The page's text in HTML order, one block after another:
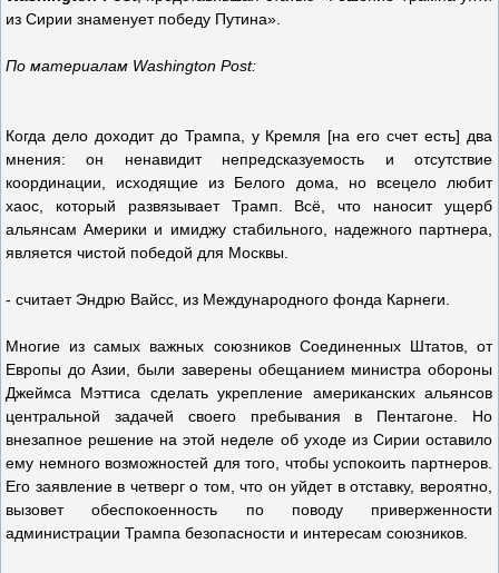
из Сирии знаменует победу Путина».
По материалам Washington Post:
Когда дело доходит до Трампа, у Кремля [на его счет есть] два
мнения: он ненавидит непредсказуемость и отсутствие
координации, исходящие из Белого дома, но всецело любит
хаос, который развязывает Трамп. Всё, что наносит ущерб
альянсам Америки и имиджу стабильного, надежного партнера,
является чистой победой для Москвы.
- считает Эндрю Вайсс, из Международного фонда Карнеги.
Многие из самых важных союзников Соединенных Штатов, от
Европы до Азии, были заверены обещанием министра обороны
Джеймса Мэттиса сделать укрепление американских альянсов
центральной задачей своего пребывания в Пентагоне. Но
внезапное решение на этой неделе об уходе из Сирии оставило
ему немного возможностей для того, чтобы успокоить партнеров.
Его заявление в четверг о том, что он уйдет в отставку, вероятно,
вызовет обеспокоенность по поводу приверженности
администрации Трампа безопасности и интересам союзников.